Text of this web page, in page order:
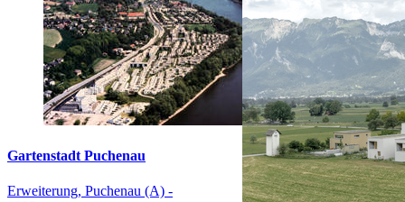
Gartenstadt Puchenau
Erweiterung, Puchenau (A) -